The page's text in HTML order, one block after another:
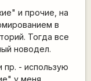
и прочие, на
в
Тогда все
новодел.
пр. - использую